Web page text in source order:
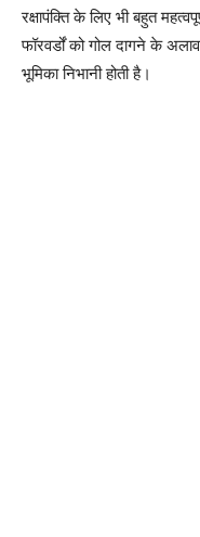
रक्षापंक्ति के लिए भी बहुत
फॉरवर्डों को गोल दागने के
भूमिका निभानी होती है।